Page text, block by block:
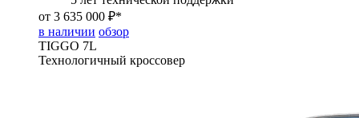
от 3 635 000 ₽*
в наличии обзор
TIGGO 7L
Технологичный кроссовер